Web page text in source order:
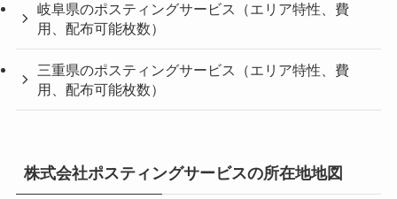
岐阜県のポスティングサービス（エリア特性、費
用、配布可能枚数）
三重県のポスティングサービス（エリア特性、費
用、配布可能枚数）
株式会社ポスティングサービスの所在地地図